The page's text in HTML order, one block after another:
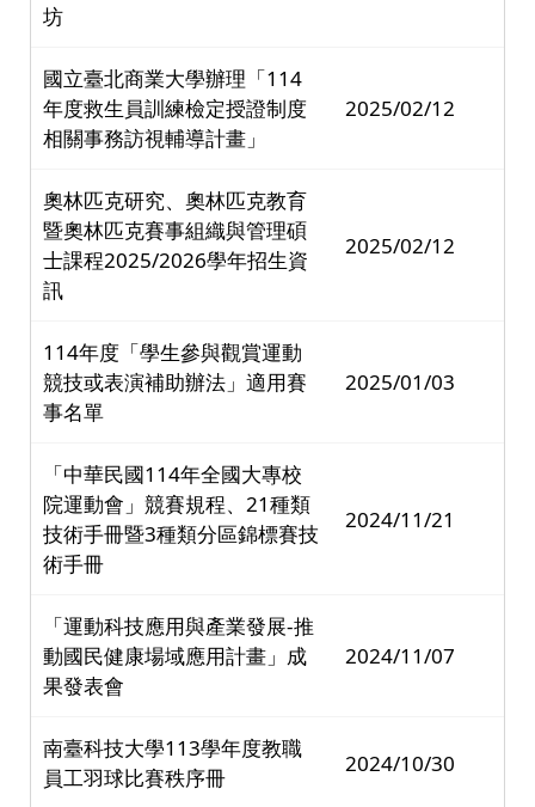
坊
國立臺北商業大學辦理「114
年度救生員訓練檢定授證制度
相關事務訪視輔導計畫」
2025/02/12
奧林匹克研究、奧林匹克教育
暨奧林匹克賽事組織與管理碩
士課程2025/2026學年招生資
訊
2025/02/12
114年度「學生參與觀賞運動
競技或表演補助辦法」適用賽
事名單
2025/01/03
「中華民國114年全國大專校
院運動會」競賽規程、21種類
技術手冊暨3種類分區錦標賽技
術手冊
2024/11/21
「運動科技應用與產業發展-推
動國民健康場域應用計畫」成
果發表會
2024/11/07
南臺科技大學113學年度教職
員工羽球比賽秩序冊
2024/10/30